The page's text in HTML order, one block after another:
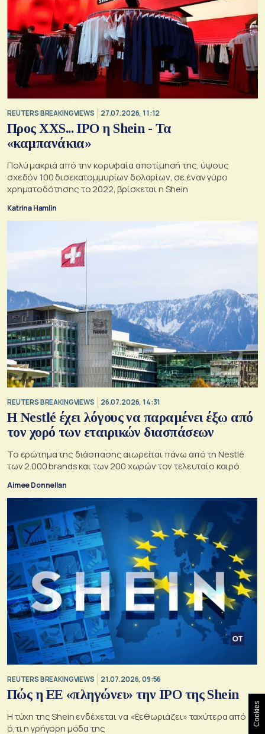
REUTERS BREAKINGVIEWS 27.07.2026, 11:12
Προς XXS... IPO η Shein - Τα
«καμπανάκια»
Πολύ μακριά από την κορυφαία αποτίμησή της, ύψους
σχεδόν 100 δισεκατομμυρίων δολαρίων, σε έναν γύρο
χρηματοδότησης το 2022, βρίσκεται η Shein
Katrina Hamlin
REUTERS BREAKINGVIEWS 26.07.2026, 14:31
Η Nestlé έχει λόγους να παραμένει έξω από
τον χορό των εταιρικών διασπάσεων
Το ερώτημα της διάσπασης αιωρείται πάνω από τη Nestlé
των 2.000 brands και των 200 χωρών τον τελευταίο καιρό
Aimee Donnellan
REUTERS BREAKINGVIEWS 21.07.2026, 09:56
Πώς η ΕΕ «πληγώνει» την IPO της Shein
Η τύχη της Shein ενδέχεται να «ξεθωριάζει» ταχύτερα από
ό,τι η γρήγορη μόδα της
Cookies